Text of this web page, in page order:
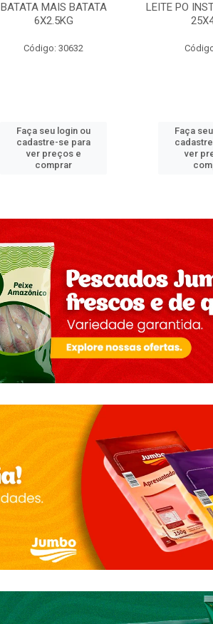
BATATA MAIS BATATA
6X2.5KG
Código: 30632
Faça seu login ou
cadastre-se para
ver preços e
comprar
LEITE PO
Faça
ver